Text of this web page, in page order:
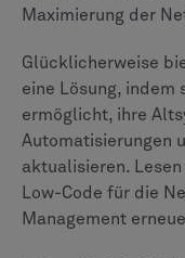
Maximierung der
Glücklicherweise
eine Lösung, indem
ermöglicht, ihre
Automatisierungen
aktualisieren.
Low-Code für die
Management